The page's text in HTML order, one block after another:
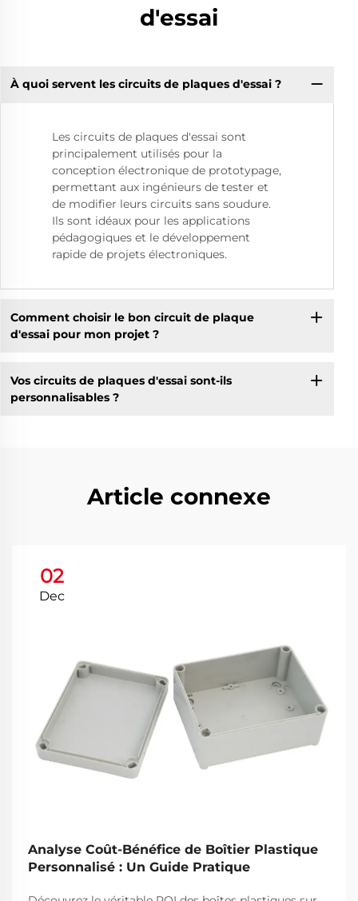
d'essai
À quoi servent les circuits de plaques d'essai ?
Les circuits de plaques d'essai sont
principalement utilisés pour la
conception électronique de prototypage,
permettant aux ingénieurs de tester et
de modifier leurs circuits sans soudure.
Ils sont idéaux pour les applications
pédagogiques et le développement
rapide de projets électroniques.
Comment choisir le bon circuit de plaque
d'essai pour mon projet ?
Vos circuits de plaques d'essai sont-ils
personnalisables ?
Article connexe
02
Dec
Analyse Coût-Bénéfice de Boîtier Plastique
Personnalisé : Un Guide Pratique